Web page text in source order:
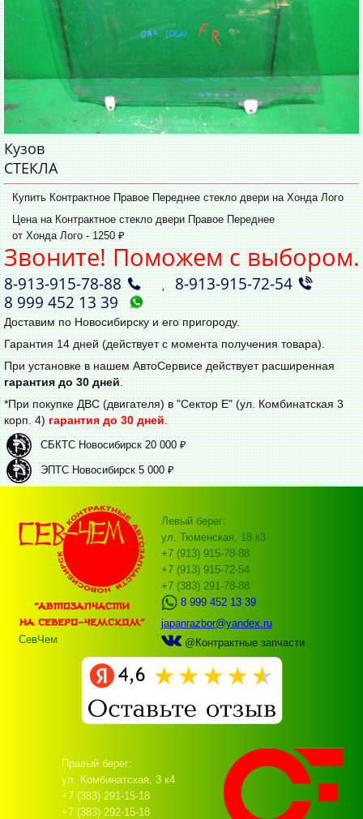
Кузов
СТЕКЛА
Купить Контрактное Правое Переднее стекло двери на Хонда Лого
Цена на Контрактное стекло двери Правое Переднее
от Хонда Лого - 1250 ₽
Звоните! Поможем с выбором.
8‑913‑915‑78‑88 ,8‑913‑915‑72‑54
8 999 452 13 39
Доставим по Новосибирску и его пригороду.
Гарантия 14 дней (действует с момента получения товара).
При установке в нашем АвтоСервисе действует расширенная
гарантия до 30 дней.
*При покупке ДВС (двигателя) в "Сектор Е" (ул. Комбинатская 3
корп. 4)гарантия до 30 дней.
СБКТС Новосибирск 20 000 ₽
ЭПТС Новосибирск 5 000 ₽
СевЧем
Левый берег:
ул. Тюменская, 18 к3
+7 (913) 915-78-88
+7 (913) 915-72-54
+7 (383) 291-78-88
8 999 452 13 39
japanrazbor@yandex.ru
@Контрактные запчасти
Правый берег:
ул. Комбинатская, 3 к4
+7 (383) 291-15-18
+7 (383) 292-15-18